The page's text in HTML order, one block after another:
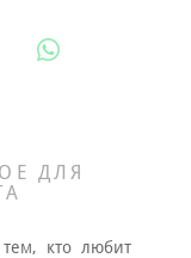
ДЛЯ
кто любит